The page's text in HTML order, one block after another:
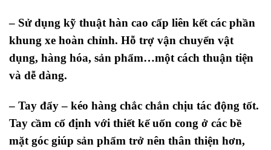
– Sử dụng kỹ thuật hàn cao cấp liên kết các phần
khung xe hoàn chỉnh. Hỗ trợ vận chuyển vật
dụng, hàng hóa, sản phẩm…một cách thuận tiện
và dễ dàng.
– Tay đẩy – kéo hàng chắc chắn chịu tác động tốt.
Tay cầm cố định với thiết kế uốn cong ở các bề
mặt góc giúp sản phẩm trở nên thân thiện hơn,